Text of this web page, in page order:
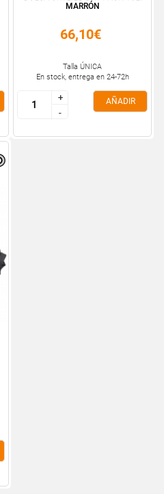
MARRÓN
66,10€
Talla ÚNICA
En stock, entrega en 24-72h
+
-
+
-
AÑADIR